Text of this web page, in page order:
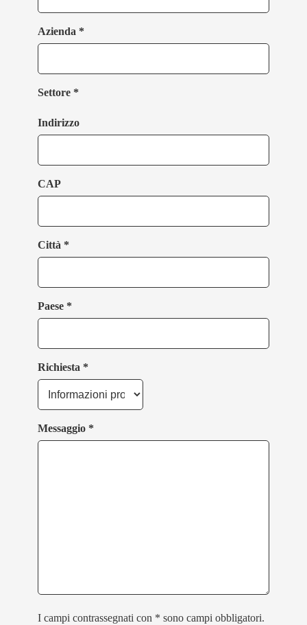
Azienda *
Settore *
Indirizzo
CAP
Città *
Paese *
Richiesta *
Messaggio *
I campi contrassegnati con * sono campi obbligatori.